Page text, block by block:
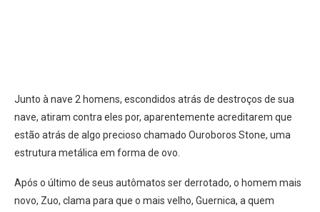
Junto à nave 2 homens, escondidos atrás de destroços de sua
nave, atiram contra eles por, aparentemente acreditarem que
estão atrás de algo precioso chamado Ouroboros Stone, uma
estrutura metálica em forma de ovo.
Após o último de seus autômatos ser derrotado, o homem mais
novo, Zuo, clama para que o mais velho, Guernica, a quem